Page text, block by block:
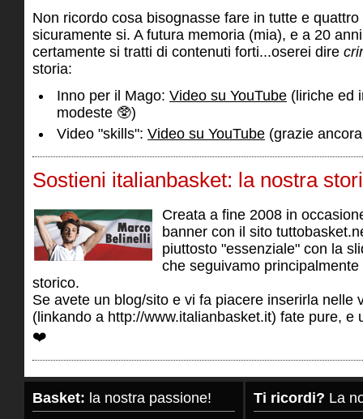
Non ricordo cosa bisognasse fare in tutte e
sicuramente si. A futura memoria (mia), e a 20
certamente si tratti di contenuti forti...oserei dire
storia:
Inno per il Mago: Video su YouTube (liriche ed
modeste 🥸)
Video "skills": Video su YouTube (grazie
Sostieni italianbasket: la nostra
Creata a fine 2008 in
banner con il sito
piuttosto "essenziale" con la
che seguivamo
storico.
Se avete un blog/sito e vi fa piacere inserirla nelle
(linkando a http://www.italianbasket.it) fate pure, e
❤️
Basket: la nostra passione! Ti ricordi? La